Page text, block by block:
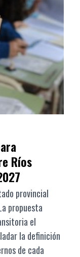
Ríos
provincial
propuesta
el
la definición
de cada